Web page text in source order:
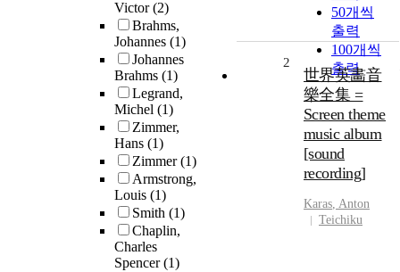
Victor(2)
Brahms,
Johannes (1)
Johannes
Brahms (1)
Legrand,
Michel (1)
Zimmer,
Hans (1)
Zimmer(1)
Armstrong,
Louis (1)
Smith (1)
Chaplin,
Charles
Spencer(1)
50개씩
출력
100개씩
출력
2
世界英畵音
樂全集 =
Screen theme
music album
[sound
recording]
Karas, Anton
Teichiku